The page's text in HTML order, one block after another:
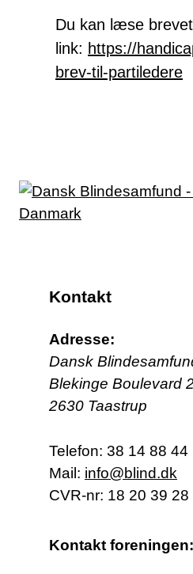
Du kan læse
link: https://
brev-til-partiledere
Kontakt
Adresse:
Dansk
Blekinge Boulevard
2630 Taastrup
Telefon: 38 14 88 44
Mail: info@blind.dk
CVR-nr: 18 20 39 28
Kontakt foreningen: